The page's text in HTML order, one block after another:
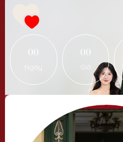
00
Ngày
00
Giờ